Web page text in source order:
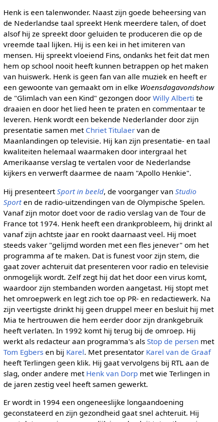
Henk is een talenwonder. Naast zijn goede beheersing van
de Nederlandse taal spreekt Henk meerdere talen, of doet
alsof hij ze spreekt door geluiden te produceren die op de
vreemde taal lijken. Hij is een kei in het imiteren van
mensen. Hij spreekt vloeiend Fins, ondanks het feit dat men
hem op school nooit heeft kunnen betrappen op het maken
van huiswerk. Henk is geen fan van alle muziek en heeft er
een gewoonte van gemaakt om in elke Woensdagavondshow
de "Glimlach van een Kind" gezongen door Willy Alberti te
draaien en door het lied heen te praten en commentaar te
leveren. Henk wordt een bekende Nederlander door zijn
presentatie samen met Chriet Titulaervan de
Maanlandingen op televisie. Hij kan zijn presentatie- en taal
kwaliteiten helemaal waarmaken door intergraal het
Amerikaanse verslag te vertalen voor de Nederlandse
kijkers en verwerft daarmee de naam "Apollo Henkie".
Hij presenteertSport in beeld, de voorganger van Studio
Sporten de radio-uitzendingen van de Olympische Spelen.
Vanaf zijn motor doet voor de radio verslag van de Tour de
France tot 1974. Henk heeft een drankprobleem, hij drinkt al
vanaf zijn achtste jaar en rookt daarnaast veel. Hij moet
steeds vaker "gelijmd worden met een fles jenever" om het
programma af te maken. Dat is funest voor zijn stem, die
gaat zover achteruit dat presenteren voor radio en televisie
onmogelijk wordt. Zelf zegt hij dat het door een virus komt,
waardoor zijn stembanden worden aangetast. Hij stopt met
het omroepwerk en legt zich toe op PR- en redactiewerk. Na
zijn veertigste drinkt hij geen druppel meer en besluit hij met
Mia te hertrouwen die hem eerder door zijn drankgebruik
heeft verlaten. In 1992 komt hij terug bij de omroep. Hij
werkt als redacteur aan programma's als Stop de persenmet
Tom Egbersen bij Karel. Met presentator Karel van de Graaf
heeft Terlingen geen klik. Hij gaat vervolgens bij RTL aan de
slag, onder andere met Henk van Dorpmet wie Terlingen in
de jaren zestig veel heeft samen gewerkt.
Er wordt in 1994 een ongeneeslijke longaandoening
geconstateerd en zijn gezondheid gaat snel achteruit. Hij